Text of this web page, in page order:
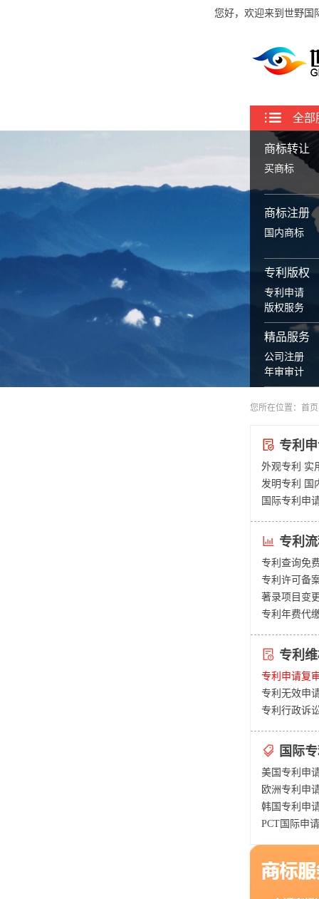
您好，欢迎来到世野国
全部
商标转让
买商标
商标注册
国内商标
专利版权
专利申请
版权服务
精品服务
公司注册
年审审计
您所在位置： 首页
专利
外观专利 实
发明专利
国
国际专利申
专利
专利查询免
专利许可备
著录项目变
专利年费代
专利
专利申请复
专利无效申
专利行政诉
国际
美国专利申
欧洲专利申
韩国专利申
PCT国际申请